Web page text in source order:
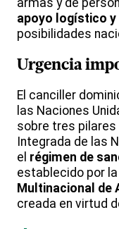
armas y de
apoyo logístico y
posibilidades
Urgencia
El canciller
las Naciones
sobre tres
Integrada de las
el régimen de
establecido por
Multinacional de
creada en virtud